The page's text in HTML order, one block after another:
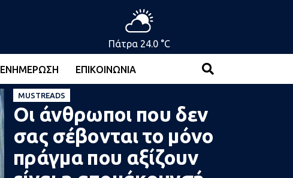
Πάτρα 24.0 °C
ΕΝΗΜΈΡΩΣΗ ΕΠΙΚΟΙΝΩΝΊΑ
MUSTREADS
Οι άνθρωποι που δεν
σας σέβονται το μόνο
πράγμα που αξίζουν